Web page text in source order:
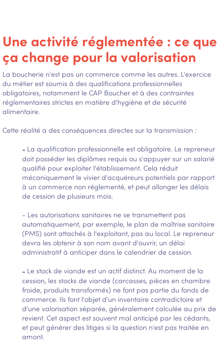
Une activité réglementée : ce que
ça change pour la valorisation
La boucherie n'est pas un commerce comme les autres. L'exercice
du métier est soumis à des qualifications professionnelles
obligatoires, notamment le CAP Boucher et à des contraintes
réglementaires strictes en matière d'hygiène et de sécurité
alimentaire.
Cette réalité a des conséquences directes sur la transmission :
- La qualification professionnelle est obligatoire. Le repreneur
doit posséder les diplômes requis ou s'appuyer sur un salarié
qualifié pour exploiter l'établissement. Cela réduit
mécaniquement le vivier d'acquéreurs potentiels par rapport
à un commerce non réglementé, et peut allonger les délais
de cession de plusieurs mois.
- Les autorisations sanitaires ne se transmettent pas
automatiquement, par exemple, le plan de maîtrise sanitaire
(PMS) sont attachés à l'exploitant, pas au local. Le repreneur
devra les obtenir à son nom avant d'ouvrir, un délai
administratif à anticiper dans le calendrier de cession.
- Le stock de viande est un actif distinct. Au moment de la
cession, les stocks de viande (carcasses, pièces en chambre
froide, produits transformés) ne font pas partie du fonds de
commerce. Ils font l'objet d'un inventaire contradictoire et
d'une valorisation séparée, généralement calculée au prix de
revient. Cet aspect est souvent mal anticipé par les cédants,
et peut générer des litiges si la question n'est pas traitée en
amont.